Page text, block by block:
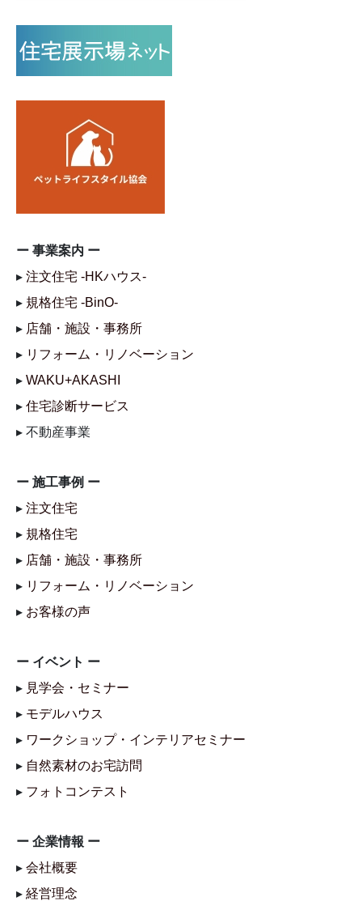
ー 事業案内 ー
▸ 注文住宅 -HKハウス-
▸ 規格住宅 -BinO-
▸ 店舗・施設・事務所
▸ リフォーム・リノベーション
▸ WAKU+AKASHI
▸ 住宅診断サービス
▸ 不動産事業
ー 施工事例 ー
▸ 注文住宅
▸ 規格住宅
▸ 店舗・施設・事務所
▸ リフォーム・リノベーション
▸ お客様の声
ー イベント ー
▸ 見学会・セミナー
▸ モデルハウス
▸ ワークショップ・インテリアセミナー
▸ 自然素材のお宅訪問
▸ フォトコンテスト
ー 企業情報 ー
▸ 会社概要
▸ 経営理念